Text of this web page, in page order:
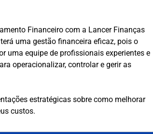
Financeiro com a Lancer Finanças
uma gestão financeira eficaz, pois o
uma equipe de profissionais experientes e
operacionalizar, controlar e gerir as
estratégicas sobre como melhorar
custos.